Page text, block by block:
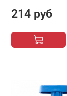
214 руб